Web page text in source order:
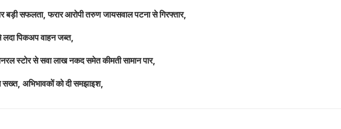
बड़ी सफलता, फरार आरोपी तरुण जायसवाल पटना से गिरफ्तार,
लदा पिकअप वाहन जब्त,
स्टोर से सवा लाख नकद समेत कीमती सामान पार,
अभिभावकों को दी समझाइश,